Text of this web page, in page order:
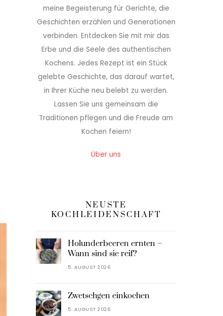
meine Begeisterung für Gerichte, die
Geschichten erzählen und Generationen
verbinden. Entdecken Sie mit mir das
Erbe und die Seele des authentischen
Kochens. Jedes Rezept ist ein Stück
gelebte Geschichte, das darauf wartet,
in Ihrer Küche neu belebt zu werden.
Lassen Sie uns gemeinsam die
Traditionen pflegen und die Freude am
Kochen feiern!
Über uns
NEUSTE
KOCHLEIDENSCHAFT
Holunderbeeren ernten –
Wann sind sie reif?
5. AUGUST 2026
Zwetschgen einkochen
5. AUGUST 2026